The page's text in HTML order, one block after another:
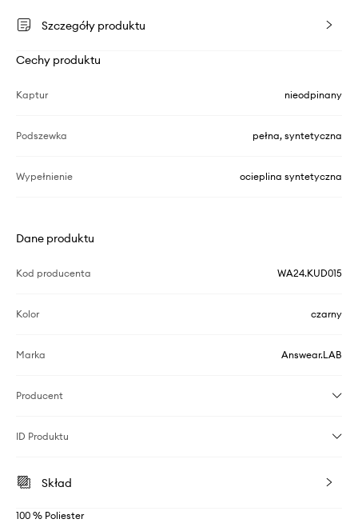
Szczegóły produktu
Cechy produktu
Kaptur nieodpinany
Podszewka pełna, syntetyczna
Wypełnienie ocieplina syntetyczna
Dane produktu
Kod producenta WA24.KUD015
Kolor czarny
Marka Answear.LAB
Producent
ID Produktu
Skład
100 % Poliester